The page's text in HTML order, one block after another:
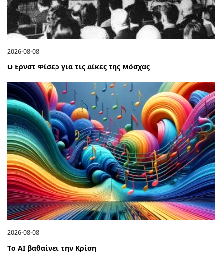
2026-08-08
Ο Ερνστ Φίσερ για τις Δίκες της Μόσχας
2026-08-08
Το ΑΙ βαθαίνει την Κρίση